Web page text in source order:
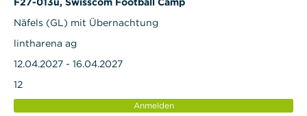
Näfels (GL) mit Übernachtung
lintharena ag
12.04.2027 - 16.04.2027
12
Anmelden